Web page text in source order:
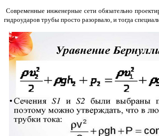
Современные инженерные сети обязательно
гидроударов трубы просто разорвало, и тогда